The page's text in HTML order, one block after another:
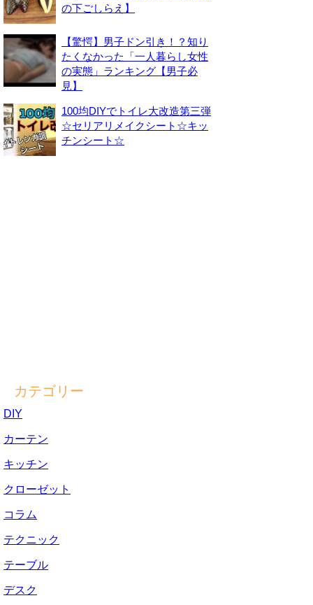
の下ごしらえ】
【驚愕】男子ドン引き！？知り
たくなかった「一人暮らし女性
の実態」ランキング【男子必
見】
100均DIYでトイレ大改造第三弾
☆セリアリメイクシート☆キッ
チンシート☆
カテゴリー
DIY
カーテン
キッチン
クローゼット
コラム
テクニック
テーブル
デスク